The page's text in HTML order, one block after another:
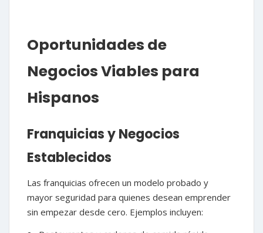
Oportunidades de
Negocios Viables para
Hispanos
Franquicias y Negocios
Establecidos
Las franquicias ofrecen un modelo probado y
mayor seguridad para quienes desean emprender
sin empezar desde cero. Ejemplos incluyen: